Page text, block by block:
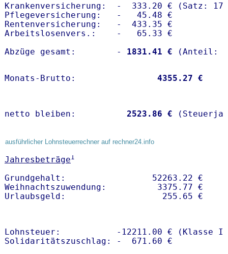
Krankenversicherung:  -  333.20 € (Satz:
Pflegeversicherung:   -   45.48 €
Rentenversicherung:   -  433.35 €
Arbeitslosenvers.:    -   65.33 €
Abzüge gesamt:        -
1831.41 €
Monats-Brutto: 4355.27 €
netto bleiben: 2523.86 €
ausführlicher Lohnsteuerrechner auf rechner24.info
Jahresbeträge1
Grundgehalt:                 52263.22 €
Weihnachtszuwendung:          3375.77 €
Lohnsteuer:           -12211.00 € (Klasse I)
Solidaritätszuschlag: -  671.60 €